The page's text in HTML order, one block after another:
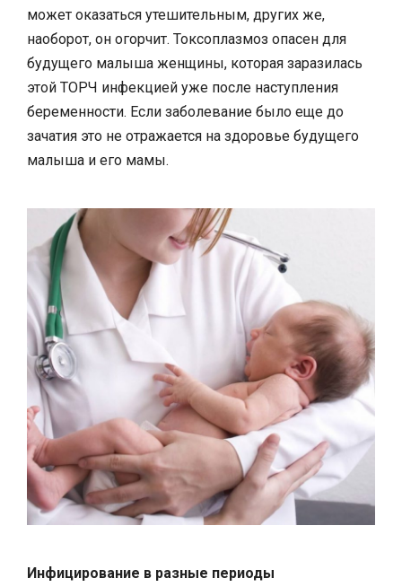
может оказаться утешительным, других же,
наоборот, он огорчит. Токсоплазмоз опасен для
будущего малыша женщины, которая заразилась
этой ТОРЧ инфекцией уже после наступления
беременности. Если заболевание было еще до
зачатия это не отражается на здоровье будущего
малыша и его мамы.
Инфицирование в разные периоды